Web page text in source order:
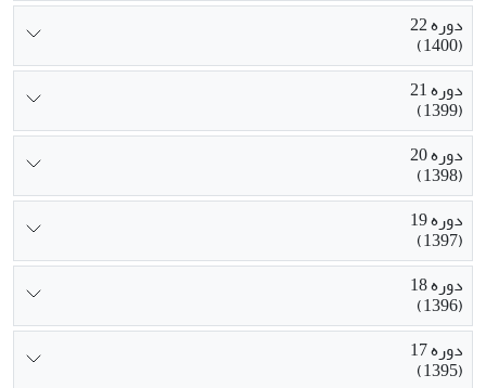
دوره 22
(1400)
دوره 21
(1399)
دوره 20
(1398)
دوره 19
(1397)
دوره 18
(1396)
دوره 17
(1395)